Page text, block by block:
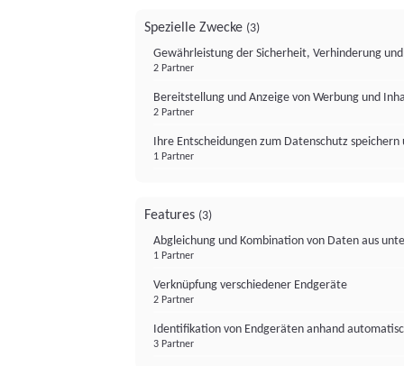
Spezielle Zwecke (3)
Gewährleistung der Sicherheit, Verhinderung
2 Partner
Bereitstellung und Anzeige von Werbung und
2 Partner
Ihre Entscheidungen zum Datenschutz
1 Partner
Features (3)
Abgleichung und Kombination von Daten aus
1 Partner
Verknüpfung verschiedener Endgeräte
2 Partner
Identifikation von Endgeräten anhand
3 Partner